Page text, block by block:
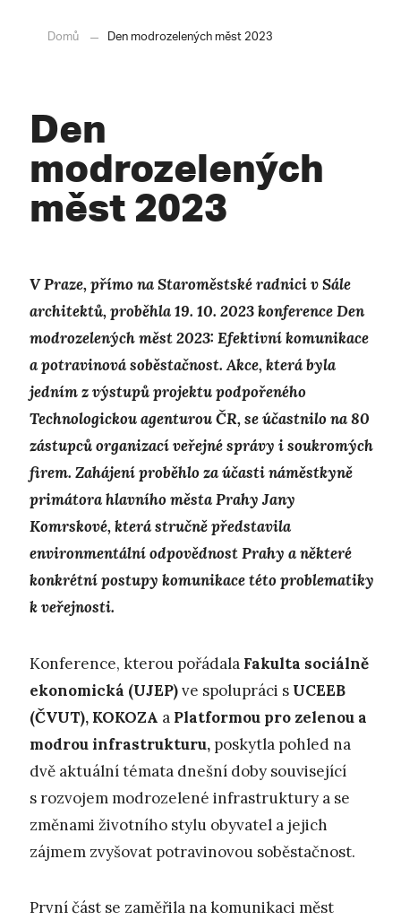
Domů Den modrozelených měst 2023
Den
modrozelených
měst 2023
V Praze, přímo na Staroměstské radnici v Sále
architektů, proběhla 19. 10. 2023 konference Den
modrozelených měst 2023: Efektivní komunikace
a potravinová soběstačnost. Akce, která byla
jedním z výstupů projektu podpořeného
Technologickou agenturou ČR, se účastnilo na 80
zástupců organizací veřejné správy i soukromých
firem. Zahájení proběhlo za účasti náměstkyně
primátora hlavního města Prahy Jany
Komrskové, která stručně představila
environmentální odpovědnost Prahy a některé
konkrétní postupy komunikace této problematiky
k veřejnosti.
Konference, kterou pořádala Fakulta sociálně
ekonomická (UJEP)ve spolupráci s UCEEB
(ČVUT), KOKOZA a Platformou pro zelenou a
modrou infrastrukturu, poskytla pohled na
dvě aktuální témata dnešní doby související
s rozvojem modrozelené infrastruktury a se
změnami životního stylu obyvatel a jejich
zájmem zvyšovat potravinovou soběstačnost.
První část se zaměřila na komunikaci měst